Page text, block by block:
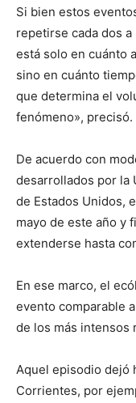
Si bien estos
repetirse cada dos
está solo en cuánto
sino en cuánto
que determina el
fenómeno», precisó.
De acuerdo con
desarrollados por la
de Estados Unidos,
mayo de este año y
extenderse hasta
En ese marco, el
evento comparable
de los más intensos
Aquel episodio dejó
Corrientes, por